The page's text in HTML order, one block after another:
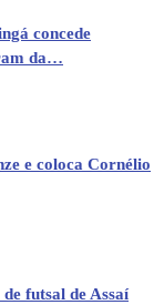
concede
da…
e coloca Cornélio
futsal de Assaí